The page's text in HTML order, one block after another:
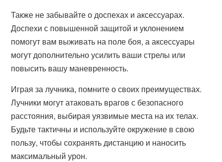
Также не забывайте о доспехах и аксессуарах.
Доспехи с повышенной защитой и уклонением
помогут вам выживать на поле боя, а аксессуары
могут дополнительно усилить ваши стрелы или
повысить вашу маневренность.
Играя за лучника, помните о своих преимуществах.
Лучники могут атаковать врагов с безопасного
расстояния, выбирая уязвимые места на их телах.
Будьте тактичны и используйте окружение в свою
пользу, чтобы сохранять дистанцию и наносить
максимальный урон.